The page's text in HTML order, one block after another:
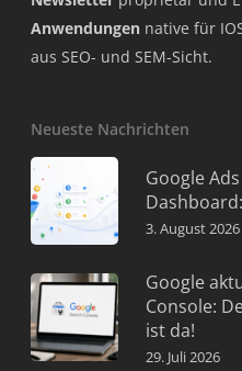
Anwendungen native für
aus SEO- und SEM-Sicht.
Neueste Nachrichten
Google
3. August 2026
Google
Console:
ist da!
29. Juli 2026